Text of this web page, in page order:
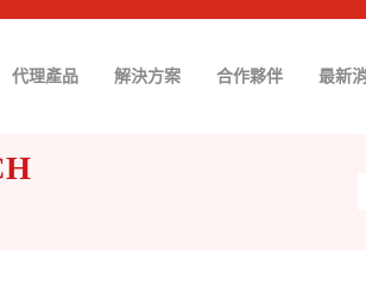
代理產品 解決方案 合作夥伴 最新